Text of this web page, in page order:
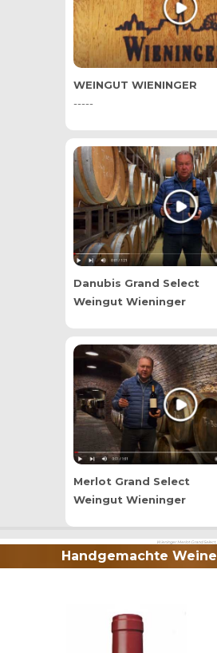
WEINGUT WIENINGER
-----
Danubis Grand Select
Weingut Wieninger
Merlot Grand Select
Weingut Wieninger
Wieninger Merlot Grand
Handgemachte